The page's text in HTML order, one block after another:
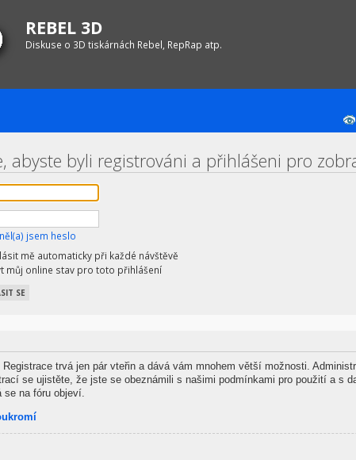
REBEL 3D
Diskuse o 3D tiskárnách Rebel, RepRap atp.
abyste byli registrováni a přihlášeni pro
jsem heslo
mě automaticky při každé návštěvě
můj online stav pro toto přihlášení
trvá jen pár vteřin a dává vám mnohem větší možnosti.
se ujistěte, že jste se obeznámili s našimi podmínkami pro použití a s
na fóru objeví.